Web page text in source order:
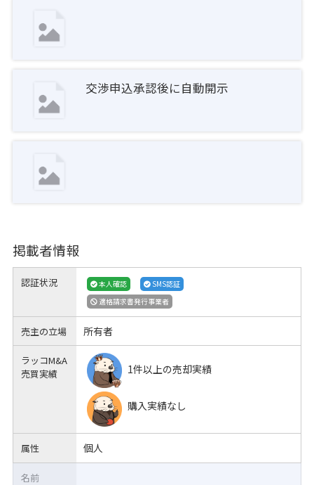
交渉申込承認後に自動開示
掲載者情報
認証状況 本人確認
SMS認証
適格請求書発行事業者
売主の立場 所有者
ラッコM&A
売買実績
1件以上の売却実績
購入実績なし
属性 個人
名前